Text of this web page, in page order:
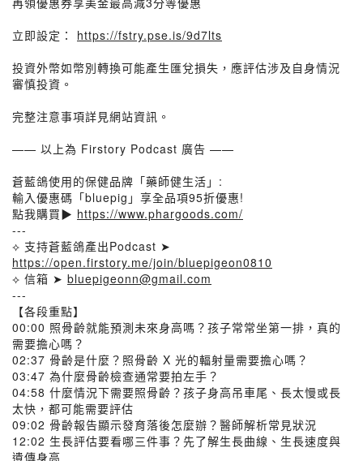
立即設定： https://fstry.pse.is/9d7lts
投資外幣如幣別轉換可能產生匯兌損失，應評估涉及自身情況
審慎投資。
完整注意事項詳見網站資訊。
—— 以上為 Firstory Podcast 廣告 ——
蒼藍鴿使用的保健品牌「藥師健生活」:
輸入優惠碼「bluepig」享全品項95折優惠!
點我購買▶ https://www.phargoods.com/
---
⟡ 支持蒼藍鴿產出Podcast ➤
https://open.firstory.me/join/bluepigeon0810
⟡ 信箱 ➤ bluepigeonn@gmail.com
---
【各段重點】
00:00 照骨齡就能預測未來身高嗎？孩子常常坐第一排，真的
需要擔心嗎？
02:37 骨齡是什麼？照骨齡 X 光的輻射量需要擔心嗎？
03:47 為什麼骨齡檢查通常要拍左手？
04:58 什麼情況下需要照骨齡？孩子身高吊車尾、長太慢或長
太快，都可能需要評估
09:02 骨齡報告顯示發育落後怎麼辦？醫師解析常見狀況
12:02 生長評估要看哪三件事？先了解生長曲線、生長速度與
遺傳身高